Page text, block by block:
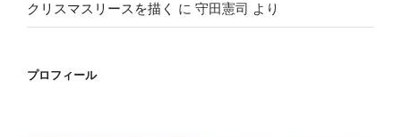
クリスマスリースを描く に 守田憲司 より
プロフィール